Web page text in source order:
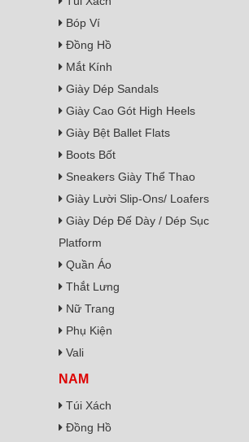
Bóp Ví
Đồng Hồ
Mắt Kính
Giày Dép Sandals
Giày Cao Gót High Heels
Giày Bệt Ballet Flats
Boots Bốt
Sneakers Giày Thể Thao
Giày Lười Slip-Ons/ Loafers
Giày Dép Đế Dày / Dép Sục
Platform
Quần Áo
Thắt Lưng
Nữ Trang
Phụ Kiện
Vali
NAM
Túi Xách
Đồng Hồ